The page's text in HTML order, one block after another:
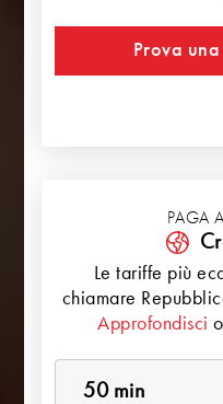
Prova
PAGA
Le tariffe più
chiamare
Approfondisci o
50 min